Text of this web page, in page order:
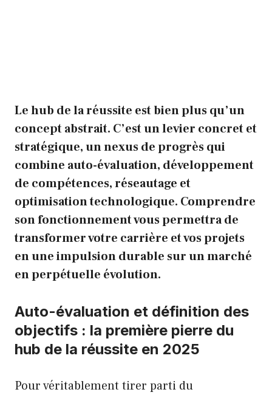
Le hub de la réussite est bien plus qu’un
concept abstrait. C’est un levier concret et
stratégique, un nexus de progrès qui
combine auto-évaluation, développement
de compétences, réseautage et
optimisation technologique. Comprendre
son fonctionnement vous permettra de
transformer votre carrière et vos projets
en une impulsion durable sur un marché
en perpétuelle évolution.
Auto-évaluation et définition des
objectifs : la première pierre du
hub de la réussite en 2025
Pour véritablement tirer parti du